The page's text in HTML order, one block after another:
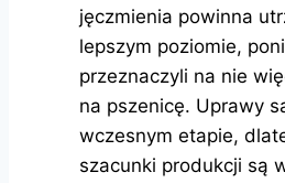
jęczmienia powinna
lepszym poziomie,
przeznaczyli na nie
na pszenicę. Uprawy
wczesnym etapie,
szacunki produkcji są